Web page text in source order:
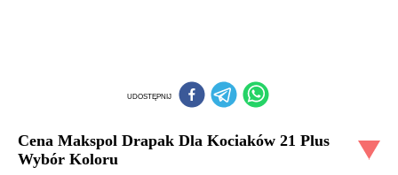
UDOSTĘPNIJ
Cena Makspol Drapak Dla Kociaków 21 Plus
Wybór Koloru